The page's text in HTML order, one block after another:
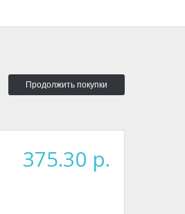
Продолжить покупки
375.30 р.